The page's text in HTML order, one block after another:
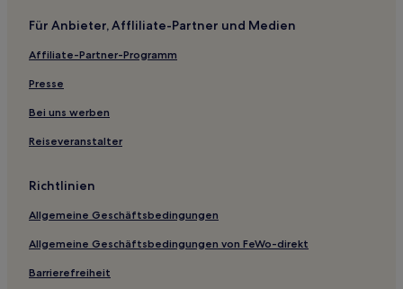
Nagata Hotels
Ryokans in Präfektur Ishikawa
Ryokans in Kanazawa
Ferienwohnungen in Kanazawa
Gasthäuser in Kanazawa
Ryokans in Nanao
Ryokans in Wakura Onsen
Hotels mit Wellnessbereich in Nanao
Günstige in Wajima
Für Anbieter, Affliliate-Partner und Medien
Affiliate-Partner-Programm
Presse
Bei uns werben
Reiseveranstalter
Richtlinien
Allgemeine Geschäftsbedingungen
Allgemeine Geschäftsbedingungen von FeWo-direkt
Barrierefreiheit